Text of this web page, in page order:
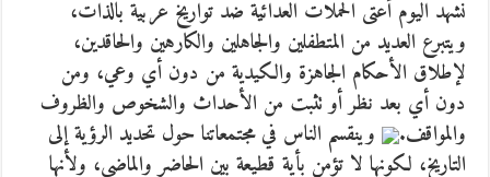
نشهد اليوم أعتى الحملات العدائية ضد تواريخ عربية بالذات،
ويتبرع العديد من المتطفلين والجاهلين والكارهين والحاقدين،
لإطلاق الأحكام الجاهزة والكيدية من دون أي وعي، ومن
دون أي بعد نظر أو تثبت من الأحداث والشخوص والظروف
والمواقف.
وينقسم الناس في مجتمعاتنا حول تحديد الرؤية إلى
التاريخ، لكونها لا تؤمن بأية قطيعة بين الحاضر والماضي، ولأنها